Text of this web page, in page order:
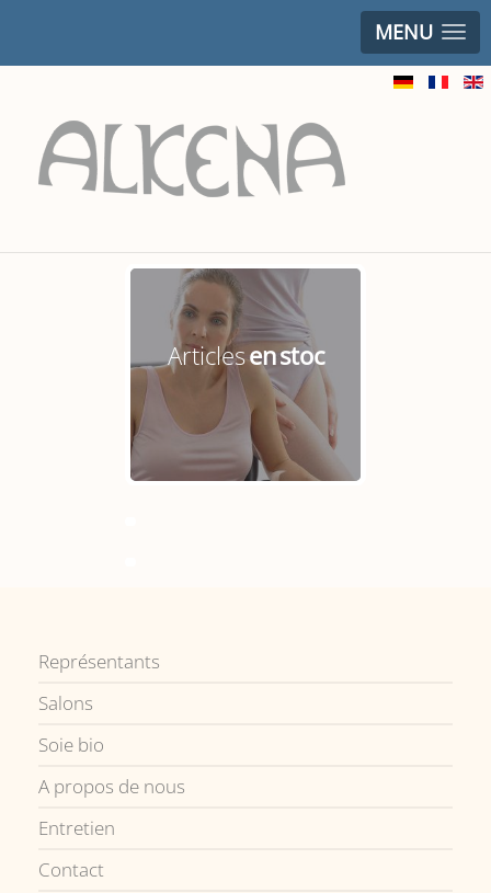
MENU
Articlesen stoc
Représentants
Salons
Soie bio
A propos de nous
Entretien
Contact